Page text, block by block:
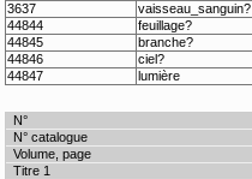
3637
vaisseau_sanguin?
44844
feuillage?
44845
branche?
44846
ciel?
44847
lumière